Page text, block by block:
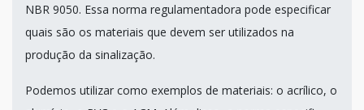
NBR 9050. Essa norma regulamentadora pode especificar
quais são os materiais que devem ser utilizados na
produção da sinalização.
Podemos utilizar como exemplos de materiais: o acrílico, o